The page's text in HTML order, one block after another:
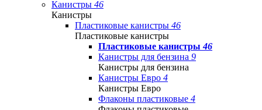
Канистры 46
Канистры
Пластиковые канистры 46
Пластиковые канистры
Пластиковые канистры 46
Канистры для бензина 9
Канистры для бензина
Канистры Евро 4
Канистры Евро
Флаконы пластиковые 4